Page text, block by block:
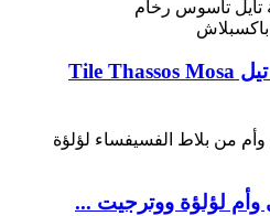
نقي أبيض سلة تيل Tile Thassos Mosa
لؤلؤة ووترجيت ...